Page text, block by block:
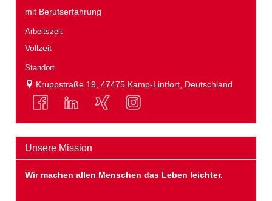
mit Berufserfahrung
Arbeitszeit
Vollzeit
Standort
Kruppstraße 19, 47475 Kamp-Lintfort, Deutschland
Unsere Mission
Wir machen allen Menschen das Leben leichter.